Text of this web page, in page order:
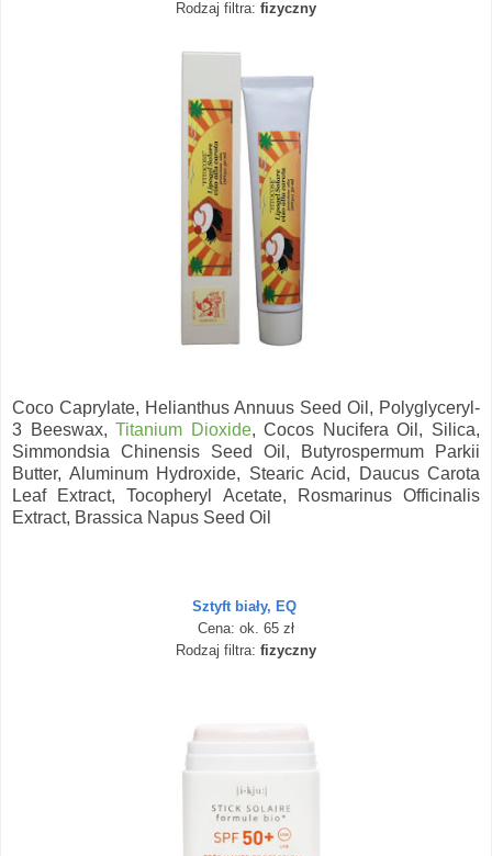
Rodzaj filtra: fizyczny
Coco Caprylate, Helianthus Annuus Seed Oil, Polyglyceryl-
3 Beeswax,Titanium Dioxide, Cocos Nucifera Oil, Silica,
Simmondsia Chinensis Seed Oil, Butyrospermum Parkii
Butter, Aluminum Hydroxide, Stearic Acid, Daucus Carota
Leaf Extract, Tocopheryl Acetate, Rosmarinus Officinalis
Extract, Brassica Napus Seed Oil
Sztyft biały, EQ
Cena: ok. 65 zł
Rodzaj filtra: fizyczny